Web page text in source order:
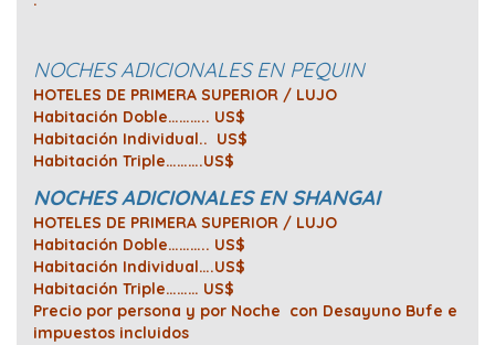
NOCHES ADICIONALES EN PEQUIN
HOTELES DE PRIMERA SUPERIOR / LUJO
Habitación Doble……….. US$
Habitación Individual.. US$
Habitación Triple……….US$
NOCHES ADICIONALES EN SHANGAI
HOTELES DE PRIMERA SUPERIOR / LUJO
Habitación Doble……….. US$
Habitación Individual….US$
Habitación Triple……… US$
Precio por persona y por Noche con Desayuno Bufe e
impuestos incluidos